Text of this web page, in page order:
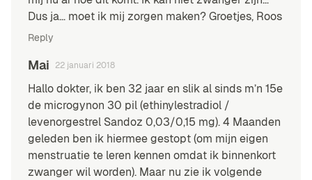
Dus ja… moet ik mij zorgen maken? Groetjes, Roos
Reply
Mai 22 januari 2018
Hallo dokter, ik ben 32 jaar en slik al sinds m’n 15e
de microgynon 30 pil (ethinylestradiol /
levenorgestrel Sandoz 0,03/0,15 mg). 4 Maanden
geleden ben ik hiermee gestopt (om mijn eigen
menstruatie te leren kennen omdat ik binnenkort
zwanger wil worden). Maar nu zie ik volgende